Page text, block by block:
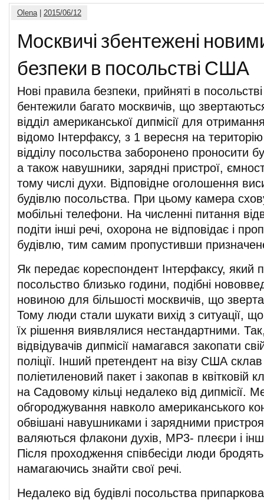
Olena| 2015/06/12
Москвичі збентежені
безпеки в посольстві США
Нові правила безпеки, прийняті в
бентежили багато москвичів, що
відділ американської дипмісії для
відомо Інтерфаксу, з 1 вересня на
відділу посольства заборонено проносити
а також навушники, зарядні пристрої,
тому числі духи. Відповідне оголошення
будівлю посольства. При цьому камера
мобільні телефони. На численні питання
подіти інші речі, охорона не відповідає і
будівлю, тим самим пропустивши
Як передає кореспондент Інтерфаксу, який
посольство близько години, подібні
новиною для більшості москвичів, що
Тому люди стали шукати вихід з ситуації,
їх рішення виявлялися нестандартними.
відвідувачів дипмісії намагався закопати
поліції. Інший претендент на візу США склав
поліетиленовий пакет і закопав в квітковій
на Садовому кільці недалеко від дипмісії.
обгороджування навколо американського
обвішані навушниками і зарядними
валяються флакони духів, MP3- плеєри і
Після проходження співбесіди люди
намагаючись знайти свої речі.
Недалеко від будівлі посольства